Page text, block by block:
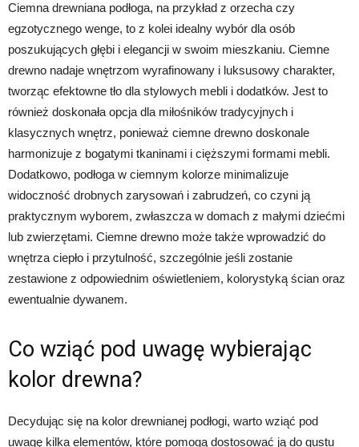
Ciemna drewniana podłoga, na przykład z orzecha czy
egzotycznego wenge, to z kolei idealny wybór dla osób
poszukujących głębi i elegancji w swoim mieszkaniu. Ciemne
drewno nadaje wnętrzom wyrafinowany i luksusowy charakter,
tworząc efektowne tło dla stylowych mebli i dodatków. Jest to
również doskonała opcja dla miłośników tradycyjnych i
klasycznych wnętrz, ponieważ ciemne drewno doskonale
harmonizuje z bogatymi tkaninami i cięższymi formami mebli.
Dodatkowo, podłoga w ciemnym kolorze minimalizuje
widoczność drobnych zarysowań i zabrudzeń, co czyni ją
praktycznym wyborem, zwłaszcza w domach z małymi dziećmi
lub zwierzętami. Ciemne drewno może także wprowadzić do
wnętrza ciepło i przytulność, szczególnie jeśli zostanie
zestawione z odpowiednim oświetleniem, kolorystyką ścian oraz
ewentualnie dywanem.
Co wziąć pod uwagę wybierając
kolor drewna?
Decydując się na kolor drewnianej podłogi, warto wziąć pod
uwagę kilka elementów, które pomogą dostosować ją do gustu